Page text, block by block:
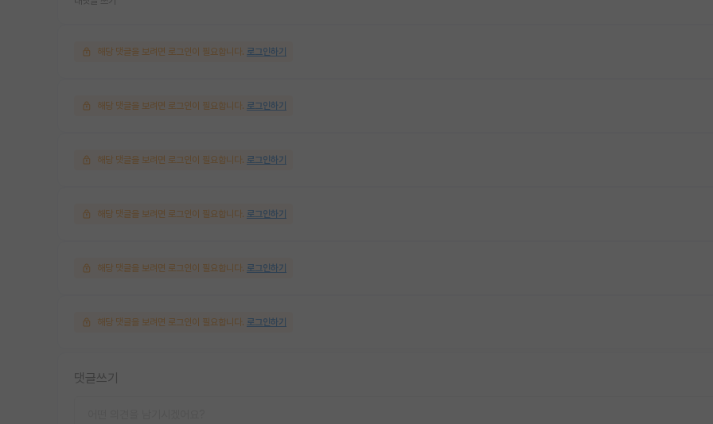
해당 댓글을 보려면 로그인이 필요합니다. 로그인하기
해당 댓글을 보려면 로그인이 필요합니다. 로그인하기
해당 댓글을 보려면 로그인이 필요합니다. 로그인하기
해당 댓글을 보려면 로그인이 필요합니다. 로그인하기
해당 댓글을 보려면 로그인이 필요합니다. 로그인하기
해당 댓글을 보려면 로그인이 필요합니다. 로그인하기
댓글쓰기